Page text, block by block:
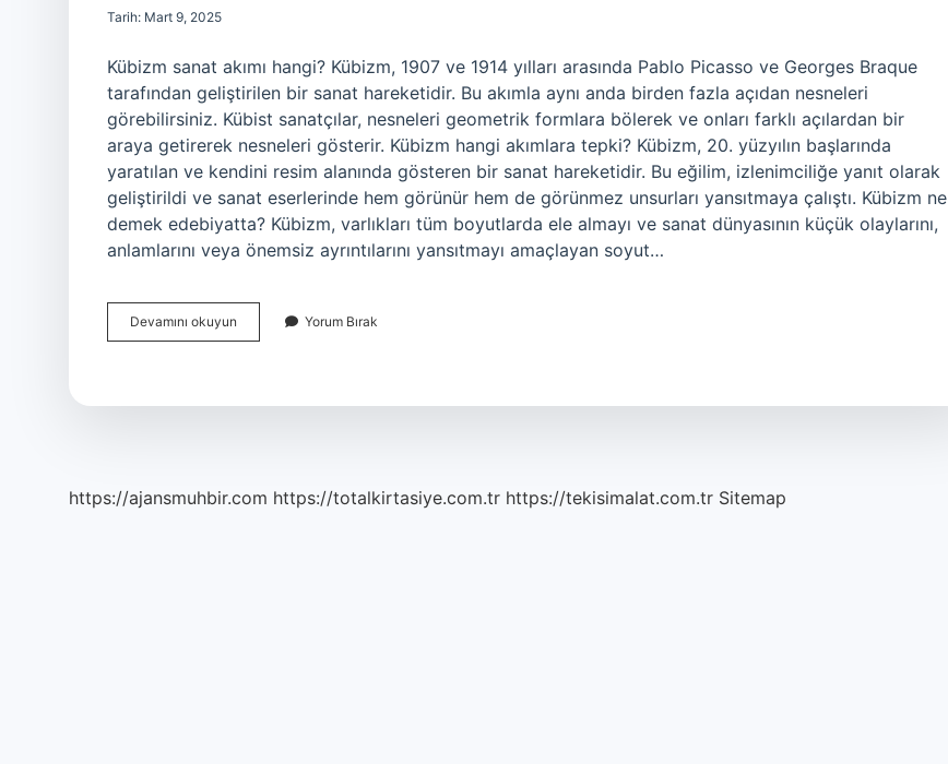
Tarih: Mart 9, 2025
Kübizm sanat akımı hangi? Kübizm, 1907 ve 1914 yılları arasında Pablo Picasso ve Georges Braque
tarafından geliştirilen bir sanat hareketidir. Bu akımla aynı anda birden fazla açıdan nesneleri
görebilirsiniz. Kübist sanatçılar, nesneleri geometrik formlara bölerek ve onları farklı açılardan bir
araya getirerek nesneleri gösterir. Kübizm hangi akımlara tepki? Kübizm, 20. yüzyılın başlarında
yaratılan ve kendini resim alanında gösteren bir sanat hareketidir. Bu eğilim, izlenimciliğe yanıt olarak
geliştirildi ve sanat eserlerinde hem görünür hem de görünmez unsurları yansıtmaya çalıştı. Kübizm ne
demek edebiyatta? Kübizm, varlıkları tüm boyutlarda ele almayı ve sanat dünyasının küçük olaylarını,
anlamlarını veya önemsiz ayrıntılarını yansıtmayı amaçlayan soyut…
Devamını okuyun
Sanat
Yorum Bırak
https://ajansmuhbir.com https://totalkirtasiye.com.tr https://tekisimalat.com.tr Sitemap